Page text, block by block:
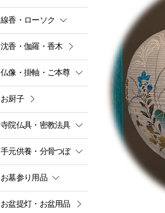
線香・ローソク
沈香・伽羅・香木
仏像・掛軸・ご本尊
お厨子
寺院仏具・密教法具
手元供養・分骨つぼ
お墓参り用品
お盆提灯・お盆用品